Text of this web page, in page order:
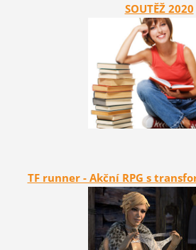
SOUTĚŽ 2020
TF runner - Akční RPG s